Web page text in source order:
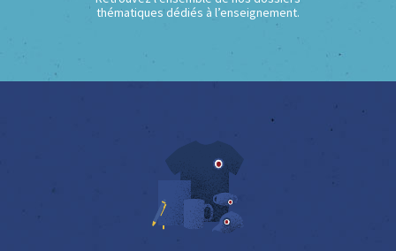
thématiques dédiés à l’enseignement.